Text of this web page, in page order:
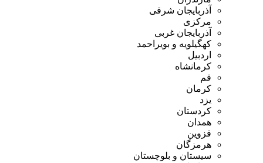
آذربایجان شرقی
مرکزی
آذربایجان غربی
کهگیلویه و بویراحمد
اردبیل
کرمانشاه
قم
کرمان
یزد
کردستان
همدان
قزوین
هرمزگان
سیستان و بلوچستان